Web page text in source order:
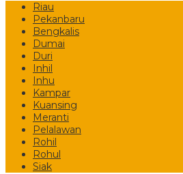
Riau
Pekanbaru
Bengkalis
Dumai
Duri
Inhil
Inhu
Kampar
Kuansing
Meranti
Pelalawan
Rohil
Rohul
Siak